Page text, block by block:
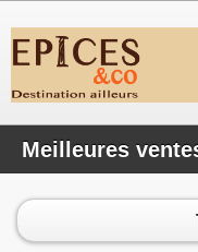
Meilleures